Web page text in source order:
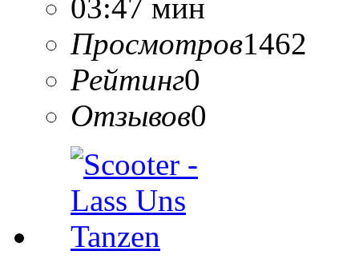
03:47 мин
Просмотров1462
Рейтинг0
Отзывов0